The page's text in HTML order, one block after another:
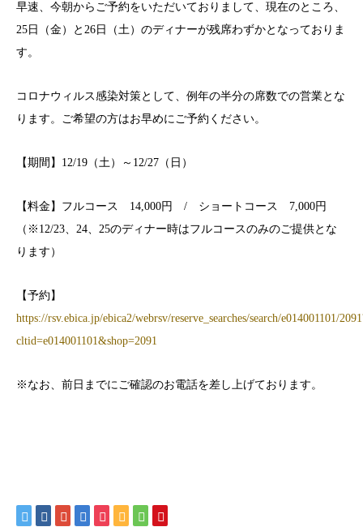
早速、今朝からご予約をいただいておりまして、現在のところ、
25日（金）と26日（土）のディナーが残席わずかとなっておりま
す。
コロナウィルス感染対策として、例年の半分の席数での営業とな
ります。ご希望の方はお早めにご予約ください。
【期間】12/19（土）～12/27（日）
【料金】フルコース 14,000円 / ショートコース 7,000円
（※12/23、24、25のディナー時はフルコースのみのご提供とな
ります）
【予約】
https://rsv.ebica.jp/ebica2/webrsv/reserve_searches/search/e014001101/
cltid=e014001101&shop=2091
※なお、前日までにご確認のお電話を差し上げております。